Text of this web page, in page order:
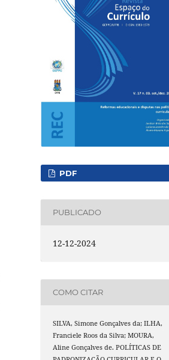
PDF
PUBLICADO
12-12-2024
COMO CITAR
SILVA, Simone Gonçalves da; ILHA,
Franciele Roos da Silva; MOURA,
Aline Gonçalves de. POLÍTICAS DE